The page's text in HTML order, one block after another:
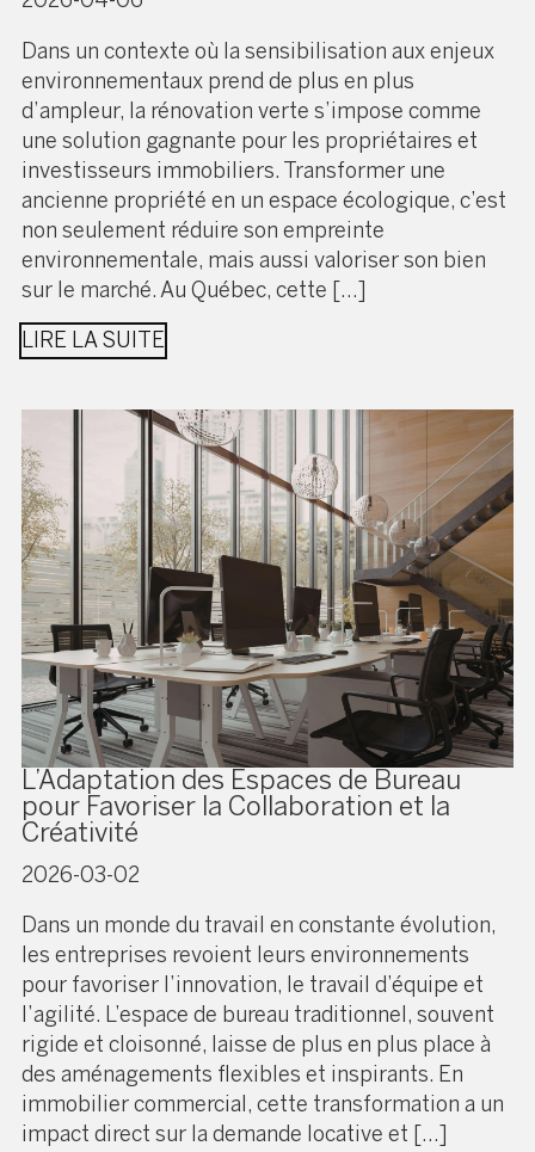
Dans un contexte où la sensibilisation aux enjeux
environnementaux prend de plus en plus
d’ampleur, la rénovation verte s’impose comme
une solution gagnante pour les propriétaires et
investisseurs immobiliers. Transformer une
ancienne propriété en un espace écologique, c’est
non seulement réduire son empreinte
environnementale, mais aussi valoriser son bien
sur le marché. Au Québec, cette […]
LIRE LA SUITE
L’Adaptation des Espaces de Bureau
pour Favoriser la Collaboration et la
Créativité
2026-03-02
Dans un monde du travail en constante évolution,
les entreprises revoient leurs environnements
pour favoriser l’innovation, le travail d’équipe et
l’agilité. L’espace de bureau traditionnel, souvent
rigide et cloisonné, laisse de plus en plus place à
des aménagements flexibles et inspirants. En
immobilier commercial, cette transformation a un
impact direct sur la demande locative et […]